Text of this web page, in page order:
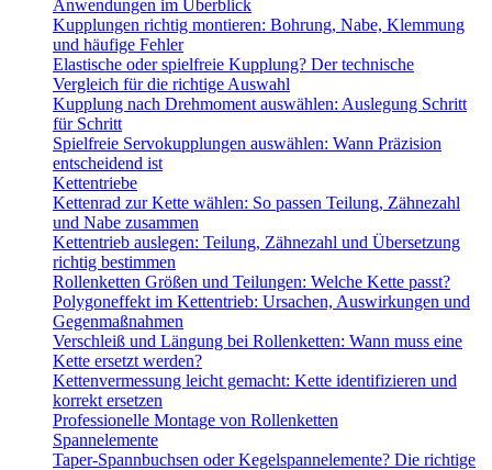
Anwendungen im Überblick
Kupplungen richtig montieren: Bohrung, Nabe, Klemmung
und häufige Fehler
Elastische oder spielfreie Kupplung? Der technische
Vergleich für die richtige Auswahl
Kupplung nach Drehmoment auswählen: Auslegung Schritt
für Schritt
Spielfreie Servokupplungen auswählen: Wann Präzision
entscheidend ist
Kettentriebe
Kettenrad zur Kette wählen: So passen Teilung, Zähnezahl
und Nabe zusammen
Kettentrieb auslegen: Teilung, Zähnezahl und Übersetzung
richtig bestimmen
Rollenketten Größen und Teilungen: Welche Kette passt?
Polygoneffekt im Kettentrieb: Ursachen, Auswirkungen und
Gegenmaßnahmen
Verschleiß und Längung bei Rollenketten: Wann muss eine
Kette ersetzt werden?
Kettenvermessung leicht gemacht: Kette identifizieren und
korrekt ersetzen
Professionelle Montage von Rollenketten
Spannelemente
Taper-Spannbuchsen oder Kegelspannelemente? Die richtige